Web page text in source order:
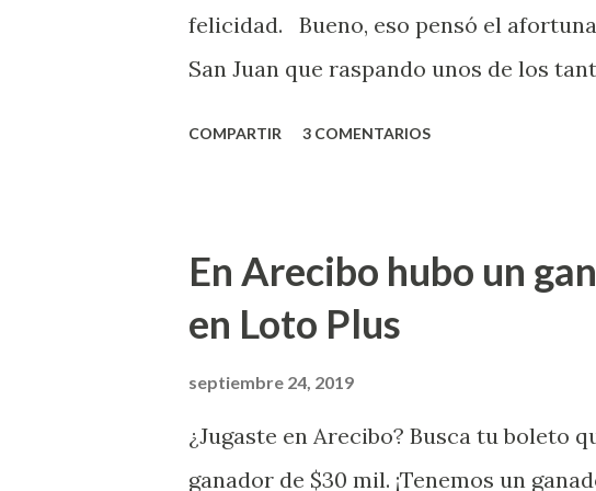
felicidad. Bueno, eso pensó el
San Juan que raspando unos de los
la farmacia Yarimar de la Urbanización
San Juan
COMPARTIR 3 COMENTARIOS
En Arecibo hubo un
en Loto Plus
septiembre 24, 2019
¿Jugaste en Arecibo? Busca tu boleto
ganador de $30 mil. ¡Tenemos un